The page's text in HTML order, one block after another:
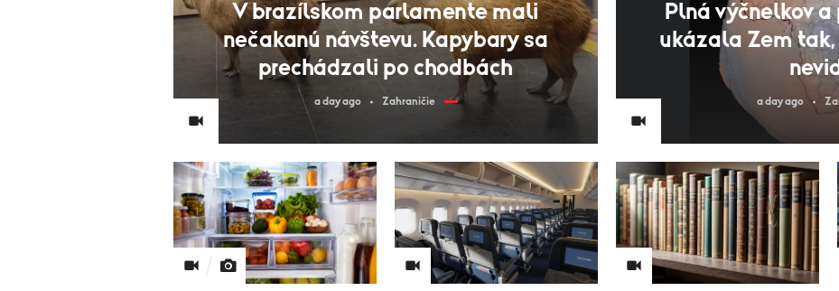
V brazílskom parlamente mali
nečakanú návštevu. Kapybary sa
prechádzali po chodbách
a day ago Zahraničie
Plná výčnelkov
ukázala Zem
a day ago